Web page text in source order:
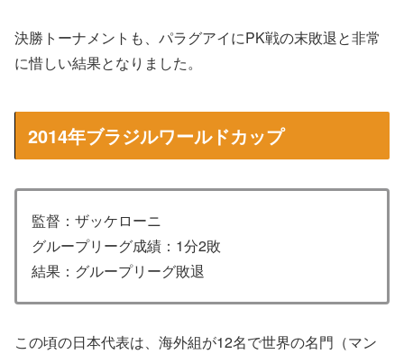
決勝トーナメントも、パラグアイにPK戦の末敗退と非常
に惜しい結果となりました。
2014年ブラジルワールドカップ
監督：ザッケローニ
グループリーグ成績：1分2敗
結果：グループリーグ敗退
この頃の日本代表は、海外組が12名で世界の名門（マン